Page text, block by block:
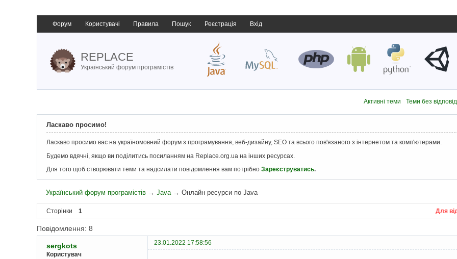
Форум Користувачі Правила Пошук Реєстрація Вхід
REPLACE
Український форум програмістів
Активні теми Теми без
Ласкаво просимо!
Ласкаво просимо вас на україномовний форум з програмування, веб-дизайну, SEO та всього пов'язаного з інтернетом та комп'ютерами.
Будемо вдячні, якщо ви поділитись посиланням на Replace.org.ua на інших ресурсах.
Для того щоб створювати теми та надсилати повідомлення вам потрібно Зареєструватись.
Український форум програмістів →Java →Онлайн ресурси по Java
Сторінки 1 Для
Повідомлення: 8
sergkots
23.01.2022 17:58:56
Користувач